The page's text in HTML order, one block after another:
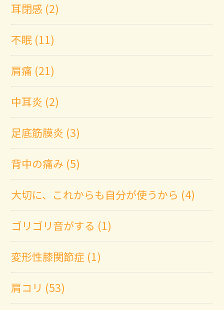
耳閉感 (2)
不眠 (11)
肩痛 (21)
中耳炎 (2)
足底筋膜炎 (3)
背中の痛み (5)
大切に、これからも自分が使うから (4)
ゴリゴリ音がする (1)
変形性膝関節症 (1)
肩コリ (53)